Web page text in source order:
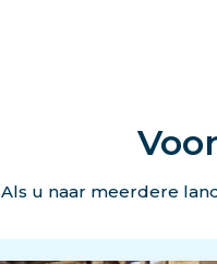
Als u naar meerdere